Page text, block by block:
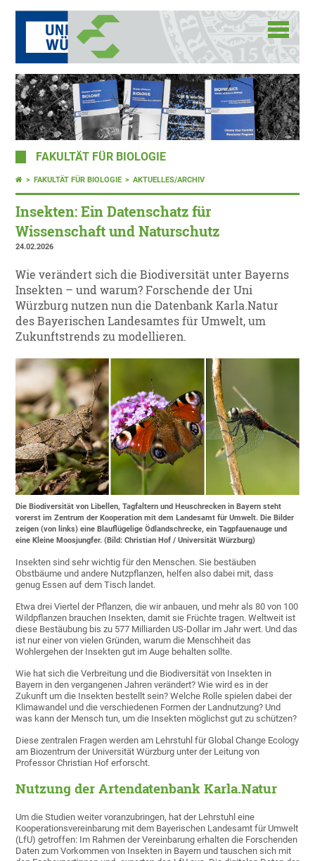
FAKULTÄT FÜR BIOLOGIE
FAKULTÄT FÜR BIOLOGIE AKTUELLES/ARCHIV
Insekten: Ein Datenschatz für
Wissenschaft und Naturschutz
24.02.2026
Wie verändert sich die Biodiversität unter Bayerns
Insekten – und warum? Forschende der Uni
Würzburg nutzen nun die Datenbank Karla.Natur
des Bayerischen Landesamtes für Umwelt, um
Zukunftstrends zu modellieren.
Die Biodiversität von Libellen, Tagfaltern und Heuschrecken in Bayern steht
vorerst im Zentrum der Kooperation mit dem Landesamt für Umwelt. Die Bilder
zeigen (von links) eine Blauflügelige Ödlandschrecke, ein Tagpfauenauge und
eine Kleine Moosjungfer. (Bild: Christian Hof / Universität Würzburg)
Insekten sind sehr wichtig für den Menschen. Sie bestäuben
Obstbäume und andere Nutzpflanzen, helfen also dabei mit, dass
genug Essen auf dem Tisch landet.
Etwa drei Viertel der Pflanzen, die wir anbauen, und mehr als 80 von 100
Wildpflanzen brauchen Insekten, damit sie Früchte tragen. Weltweit ist
diese Bestäubung bis zu 577 Milliarden US‑Dollar im Jahr wert. Und das
ist nur einer von vielen Gründen, warum die Menschheit das
Wohlergehen der Insekten gut im Auge behalten sollte.
Wie hat sich die Verbreitung und die Biodiversität von Insekten in
Bayern in den vergangenen Jahren verändert? Wie wird es in der
Zukunft um die Insekten bestellt sein? Welche Rolle spielen dabei der
Klimawandel und die verschiedenen Formen der Landnutzung? Und
was kann der Mensch tun, um die Insekten möglichst gut zu schützen?
Diese zentralen Fragen werden am Lehrstuhl für Global Change Ecology
am Biozentrum der Universität Würzburg unter der Leitung von
Professor Christian Hof erforscht.
Nutzung der Artendatenbank Karla.Natur
Um die Studien weiter voranzubringen, hat der Lehrstuhl eine
Kooperationsvereinbarung mit dem Bayerischen Landesamt für Umwelt
(LfU) getroffen: Im Rahmen der Vereinbarung erhalten die Forschenden
Daten zum Vorkommen von Insekten in Bayern und tauschen sich mit